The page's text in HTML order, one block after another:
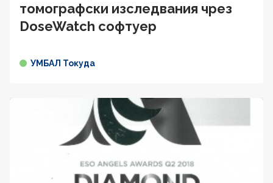
томографски изследвания чрез
DoseWatch софтуер
УМБАЛ Токуда